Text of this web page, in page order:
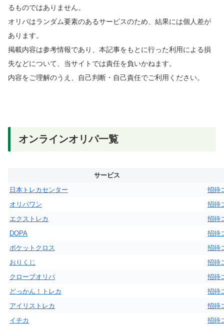
るものではありません。
オリパはランダム要素のあるサービスのため、結果には個人差が
あります。
掲載内容は参考情報であり、本記事をもとに行った利用による損
失などについて、当サイトでは責任を負いかねます。
内容をご理解のうえ、自己判断・自己責任でご利用ください。
オンラインオリパ一覧
サービス
日本トレカセンター
招待
オリパワン
招待
エクストレカ
招待
DOPA
招待
ポケットクロス
招待
おりくじ
招待
クローブオリパ
招待
どっかん！トレカ
招待
アイリストレカ
招待
イチカ
招待